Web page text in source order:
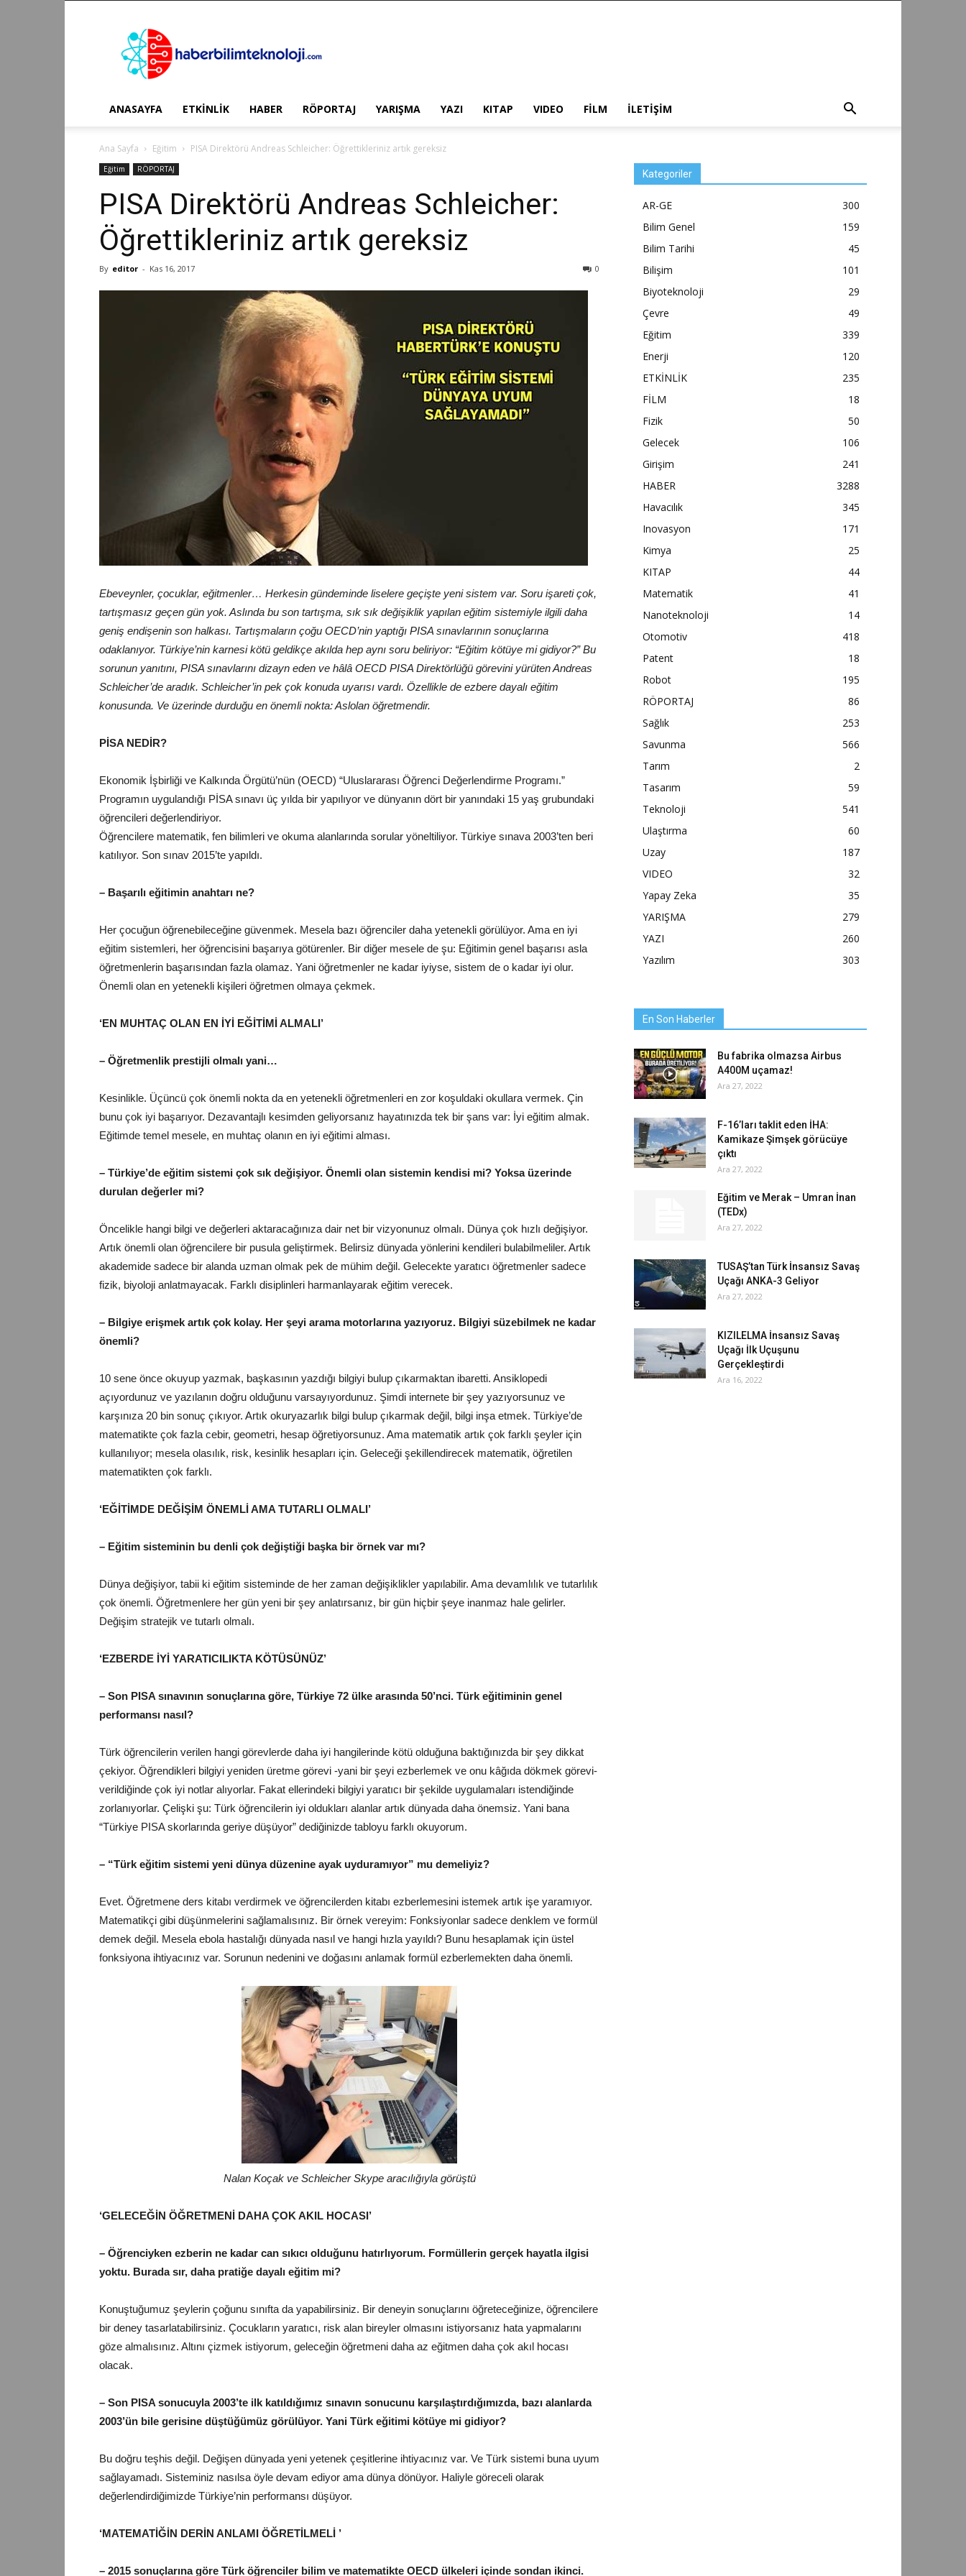
Haber
Bilim
Teknoloji
ANASAYFA ETKİNLİK HABER RÖPORTAJ YARIŞMA YAZI KITAP VIDEO FİLM İLETİŞİM
Ana Sayfa Eğitim PISA Direktörü Andreas Schleicher: Öğrettikleriniz artık gereksiz
Eğitim RÖPORTAJ
PISA Direktörü Andreas Schleicher:
Öğrettikleriniz artık gereksiz
By editor - Kas 16, 2017 0
Ebeveynler, çocuklar, eğitmenler… Herkesin gündeminde liselere geçişte yeni sistem var. Soru işareti çok,
tartışmasız geçen gün yok. Aslında bu son tartışma, sık sık değişiklik yapılan eğitim sistemiyle ilgili daha
geniş endişenin son halkası. Tartışmaların çoğu OECD’nin yaptığı PISA sınavlarının sonuçlarına
odaklanıyor. Türkiye’nin karnesi kötü geldikçe akılda hep aynı soru beliriyor: “Eğitim kötüye mi gidiyor?” Bu
sorunun yanıtını, PISA sınavlarını dizayn eden ve hâlâ OECD PISA Direktörlüğü görevini yürüten Andreas
Schleicher’de aradık. Schleicher’in pek çok konuda uyarısı vardı. Özellikle de ezbere dayalı eğitim
konusunda. Ve üzerinde durduğu en önemli nokta: Aslolan öğretmendir.
PİSA NEDİR?
Ekonomik İşbirliği ve Kalkında Örgütü’nün (OECD) “Uluslararası Öğrenci Değerlendirme Programı.”
Programın uygulandığı PİSA sınavı üç yılda bir yapılıyor ve dünyanın dört bir yanındaki 15 yaş grubundaki
öğrencileri değerlendiriyor.
Öğrencilere matematik, fen bilimleri ve okuma alanlarında sorular yöneltiliyor. Türkiye sınava 2003’ten beri
katılıyor. Son sınav 2015’te yapıldı.
– Başarılı eğitimin anahtarı ne?
Her çocuğun öğrenebileceğine güvenmek. Mesela bazı öğrenciler daha yetenekli görülüyor. Ama en iyi
eğitim sistemleri, her öğrencisini başarıya götürenler. Bir diğer mesele de şu: Eğitimin genel başarısı asla
öğretmenlerin başarısından fazla olamaz. Yani öğretmenler ne kadar iyiyse, sistem de o kadar iyi olur.
Önemli olan en yetenekli kişileri öğretmen olmaya çekmek.
‘EN MUHTAÇ OLAN EN İYİ EĞİTİMİ ALMALI’
– Öğretmenlik prestijli olmalı yani…
Kesinlikle. Üçüncü çok önemli nokta da en yetenekli öğretmenleri en zor koşuldaki okullara vermek. Çin
bunu çok iyi başarıyor. Dezavantajlı kesimden geliyorsanız hayatınızda tek bir şans var: İyi eğitim almak.
Eğitimde temel mesele, en muhtaç olanın en iyi eğitimi alması.
– Türkiye’de eğitim sistemi çok sık değişiyor. Önemli olan sistemin kendisi mi? Yoksa üzerinde
durulan değerler mi?
Öncelikle hangi bilgi ve değerleri aktaracağınıza dair net bir vizyonunuz olmalı. Dünya çok hızlı değişiyor.
Artık önemli olan öğrencilere bir pusula geliştirmek. Belirsiz dünyada yönlerini kendileri bulabilmeliler. Artık
akademide sadece bir alanda uzman olmak pek de mühim değil. Gelecekte yaratıcı öğretmenler sadece
fizik, biyoloji anlatmayacak. Farklı disiplinleri harmanlayarak eğitim verecek.
– Bilgiye erişmek artık çok kolay. Her şeyi arama motorlarına yazıyoruz. Bilgiyi süzebilmek ne kadar
önemli?
10 sene önce okuyup yazmak, başkasının yazdığı bilgiyi bulup çıkarmaktan ibaretti. Ansiklopedi
açıyordunuz ve yazılanın doğru olduğunu varsayıyordunuz. Şimdi internete bir şey yazıyorsunuz ve
karşınıza 20 bin sonuç çıkıyor. Artık okuryazarlık bilgi bulup çıkarmak değil, bilgi inşa etmek. Türkiye’de
matematikte çok fazla cebir, geometri, hesap öğretiyorsunuz. Ama matematik artık çok farklı şeyler için
kullanılıyor; mesela olasılık, risk, kesinlik hesapları için. Geleceği şekillendirecek matematik, öğretilen
matematikten çok farklı.
‘EĞİTİMDE DEĞİŞİM ÖNEMLİ AMA TUTARLI OLMALI’
– Eğitim sisteminin bu denli çok değiştiği başka bir örnek var mı?
Dünya değişiyor, tabii ki eğitim sisteminde de her zaman değişiklikler yapılabilir. Ama devamlılık ve tutarlılık
çok önemli. Öğretmenlere her gün yeni bir şey anlatırsanız, bir gün hiçbir şeye inanmaz hale gelirler.
Değişim stratejik ve tutarlı olmalı.
‘EZBERDE İYİ YARATICILIKTA KÖTÜSÜNÜZ’
– Son PISA sınavının sonuçlarına göre, Türkiye 72 ülke arasında 50’nci. Türk eğitiminin genel
performansı nasıl?
Türk öğrencilerin verilen hangi görevlerde daha iyi hangilerinde kötü olduğuna baktığınızda bir şey dikkat
çekiyor. Öğrendikleri bilgiyi yeniden üretme görevi -yani bir şeyi ezberlemek ve onu kâğıda dökmek görevi-
verildiğinde çok iyi notlar alıyorlar. Fakat ellerindeki bilgiyi yaratıcı bir şekilde uygulamaları istendiğinde
zorlanıyorlar. Çelişki şu: Türk öğrencilerin iyi oldukları alanlar artık dünyada daha önemsiz. Yani bana
“Türkiye PISA skorlarında geriye düşüyor” dediğinizde tabloyu farklı okuyorum.
– “Türk eğitim sistemi yeni dünya düzenine ayak uyduramıyor” mu demeliyiz?
Evet. Öğretmene ders kitabı verdirmek ve öğrencilerden kitabı ezberlemesini istemek artık işe yaramıyor.
Matematikçi gibi düşünmelerini sağlamalısınız. Bir örnek vereyim: Fonksiyonlar sadece denklem ve formül
demek değil. Mesela ebola hastalığı dünyada nasıl ve hangi hızla yayıldı? Bunu hesaplamak için üstel
fonksiyona ihtiyacınız var. Sorunun nedenini ve doğasını anlamak formül ezberlemekten daha önemli.
Nalan Koçak ve Schleicher Skype aracılığıyla görüştü
‘GELECEĞİN ÖĞRETMENİ DAHA ÇOK AKIL HOCASI’
– Öğrenciyken ezberin ne kadar can sıkıcı olduğunu hatırlıyorum. Formüllerin gerçek hayatla ilgisi
yoktu. Burada sır, daha pratiğe dayalı eğitim mi?
Konuştuğumuz şeylerin çoğunu sınıfta da yapabilirsiniz. Bir deneyin sonuçlarını öğreteceğinize, öğrencilere
bir deney tasarlatabilirsiniz. Çocukların yaratıcı, risk alan bireyler olmasını istiyorsanız hata yapmalarını
göze almalısınız. Altını çizmek istiyorum, geleceğin öğretmeni daha az eğitmen daha çok akıl hocası
olacak.
– Son PISA sonucuyla 2003’te ilk katıldığımız sınavın sonucunu karşılaştırdığımızda, bazı alanlarda
2003’ün bile gerisine düştüğümüz görülüyor. Yani Türk eğitimi kötüye mi gidiyor?
Bu doğru teşhis değil. Değişen dünyada yeni yetenek çeşitlerine ihtiyacınız var. Ve Türk sistemi buna uyum
sağlayamadı. Sisteminiz nasılsa öyle devam ediyor ama dünya dönüyor. Haliyle göreceli olarak
değerlendirdiğimizde Türkiye’nin performansı düşüyor.
‘MATEMATİĞİN DERİN ANLAMI ÖĞRETİLMELİ ’
– 2015 sonuçlarına göre Türk öğrenciler bilim ve matematikte OECD ülkeleri içinde sondan ikinci.
Kategoriler
AR-GE
300
Bilim Genel
159
Bilim Tarihi
45
Bilişim
101
Biyoteknoloji
29
Çevre
49
Eğitim
339
Enerji
120
ETKİNLİK
235
FİLM
18
Fizik
50
Gelecek
106
Girişim
241
HABER
3288
Havacılık
345
Inovasyon
171
Kimya
25
KITAP
44
Matematik
41
Nanoteknoloji
14
Otomotiv
418
Patent
18
Robot
195
RÖPORTAJ
86
Sağlık
253
Savunma
566
Tarım
2
Tasarım
59
Teknoloji
541
Ulaştırma
60
Uzay
187
VIDEO
32
Yapay Zeka
35
YARIŞMA
279
YAZI
260
Yazılım
303
En Son Haberler
Bu fabrika olmazsa Airbus
A400M uçamaz!
Ara 27, 2022
F-16’ları taklit eden İHA:
Kamikaze Şimşek görücüye
çıktı
Ara 27, 2022
Eğitim ve Merak – Umran İnan
(TEDx)
Ara 27, 2022
TUSAŞ’tan Türk İnsansız Savaş
Uçağı ANKA-3 Geliyor
Ara 27, 2022
KIZILELMA İnsansız Savaş
Uçağı İlk Uçuşunu
Gerçekleştirdi
Ara 16, 2022